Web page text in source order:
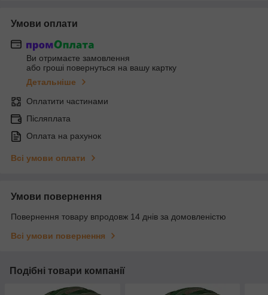
Умови оплати
Ви отримаєте замовлення
або гроші повернуться на вашу картку
Детальніше
Оплатити частинами
Післяплата
Оплата на рахунок
Всі умови оплати
Умови повернення
Повернення товару впродовж 14 днів за домовленістю
Всі умови повернення
Подібні товари компанії